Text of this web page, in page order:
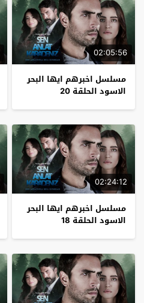
02:05:56
مسلسل اخبرهم ايها البحر
الاسود الحلقة 20
02:24:12
مسلسل اخبرهم ايها البحر
الاسود الحلقة 18